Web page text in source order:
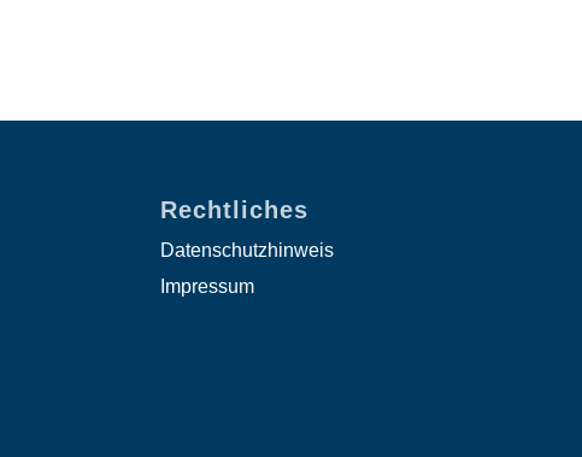
Rechtliches
Datenschutzhinweis
Impressum